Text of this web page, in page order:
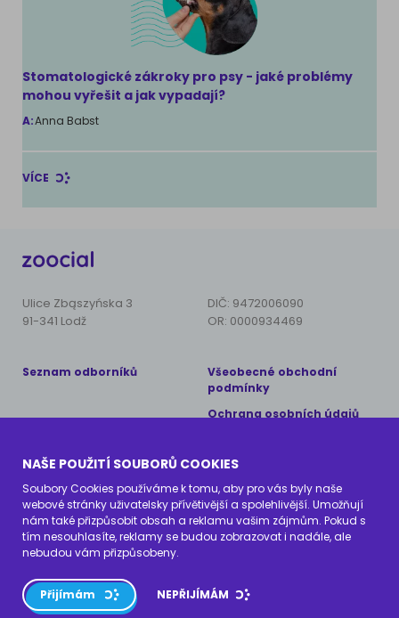
Stomatologické zákroky pro psy - jaké problémy
mohou vyřešit a jak vypadají?
A:Anna Babst
VÍCE
Ulice Zbąszyńska 3
91-341 Lodž
DIČ: 9472006090
OR: 0000934469
Seznam odborníků
Všeobecné obchodní
podmínky
Ochrana osobních údajů
Copyright © 2024 AnimalCare
Všechna práva vyhrazena
Kontaktujte nás
info@zoocial.cz
NAŠE POUŽITÍ SOUBORŮ COOKIES
Soubory Cookies používáme k tomu, aby pro vás byly naše
webové stránky uživatelsky přívětivější a spolehlivější. Umožňují
nám také přizpůsobit obsah a reklamu vašim zájmům. Pokud s
tím nesouhlasíte, reklamy se budou zobrazovat i nadále, ale
nebudou vám přizpůsobeny.
Přijímám NEPŘIJÍMÁM